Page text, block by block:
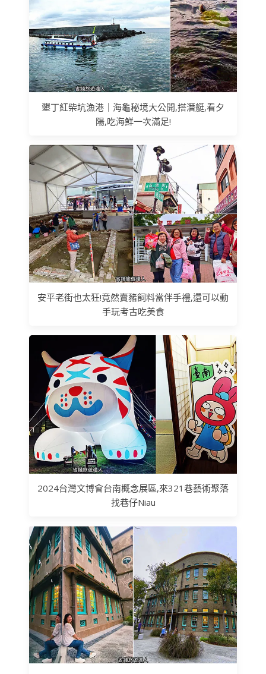
墾丁紅柴坑漁港｜海龜秘境大公開,搭潛艇,看夕
陽,吃海鮮一次滿足!
安平老街也太狂!竟然賣豬飼料當伴手禮,還可以動
手玩考古吃美食
2024台灣文博會台南概念展區,來321巷藝術聚落
找巷仔Niau